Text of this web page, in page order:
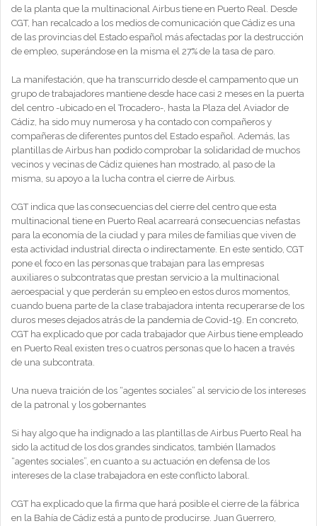
de la planta que la multinacional Airbus tiene en Puerto Real. Desde
CGT, han recalcado a los medios de comunicación que Cádiz es una
de las provincias del Estado español más afectadas por la destrucción
de empleo, superándose en la misma el 27% de la tasa de paro.
La manifestación, que ha transcurrido desde el campamento que un
grupo de trabajadores mantiene desde hace casi 2 meses en la puerta
del centro -ubicado en el Trocadero-, hasta la Plaza del Aviador de
Cádiz, ha sido muy numerosa y ha contado con compañeros y
compañeras de diferentes puntos del Estado español. Además, las
plantillas de Airbus han podido comprobar la solidaridad de muchos
vecinos y vecinas de Cádiz quienes han mostrado, al paso de la
misma, su apoyo a la lucha contra el cierre de Airbus.
CGT indica que las consecuencias del cierre del centro que esta
multinacional tiene en Puerto Real acarreará consecuencias nefastas
para la economía de la ciudad y para miles de familias que viven de
esta actividad industrial directa o indirectamente. En este sentido, CGT
pone el foco en las personas que trabajan para las empresas
auxiliares o subcontratas que prestan servicio a la multinacional
aeroespacial y que perderán su empleo en estos duros momentos,
cuando buena parte de la clase trabajadora intenta recuperarse de los
duros meses dejados atrás de la pandemia de Covid-19. En concreto,
CGT ha explicado que por cada trabajador que Airbus tiene empleado
en Puerto Real existen tres o cuatros personas que lo hacen a través
de una subcontrata.
Una nueva traición de los “agentes sociales” al servicio de los intereses
de la patronal y los gobernantes
Si hay algo que ha indignado a las plantillas de Airbus Puerto Real ha
sido la actitud de los dos grandes sindicatos, también llamados
“agentes sociales”, en cuanto a su actuación en defensa de los
intereses de la clase trabajadora en este conflicto laboral.
CGT ha explicado que la firma que hará posible el cierre de la fábrica
en la Bahía de Cádiz está a punto de producirse. Juan Guerrero,